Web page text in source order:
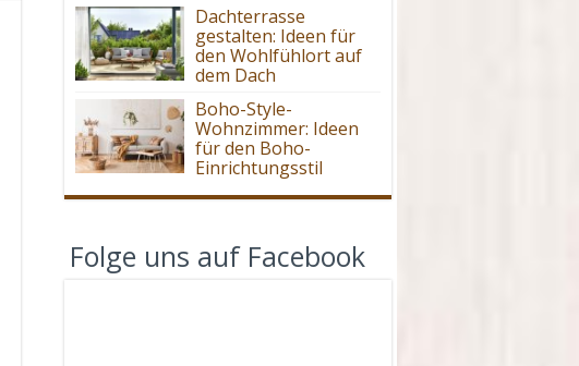
Dachterrasse
gestalten: Ideen für
den Wohlfühlort auf
dem Dach
Boho-Style-
Wohnzimmer: Ideen
für den Boho-
Einrichtungsstil
Folge uns auf Facebook